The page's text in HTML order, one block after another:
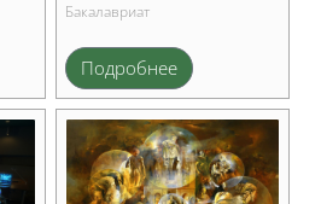
Бакалавриат
Подробнее